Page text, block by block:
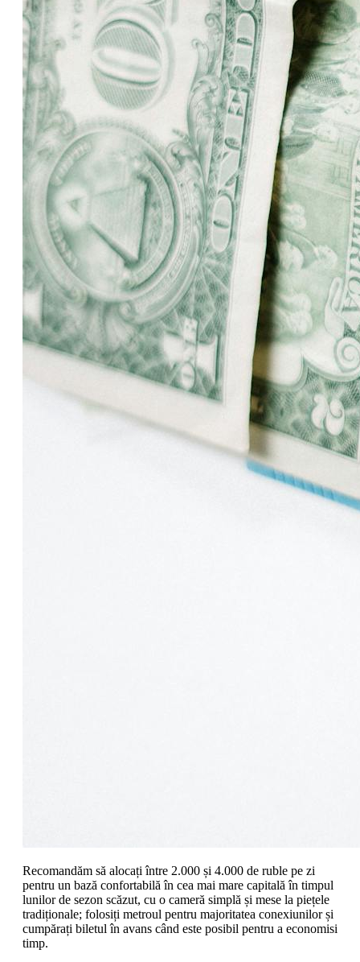
Recomandăm să alocați între 2.000 și 4.000 de ruble pe zi
pentru un bază confortabilă în cea mai mare capitală în timpul
lunilor de sezon scăzut, cu o cameră simplă și mese la piețele
tradiționale; folosiți metroul pentru majoritatea conexiunilor și
cumpărați biletul în avans când este posibil pentru a economisi
timp.